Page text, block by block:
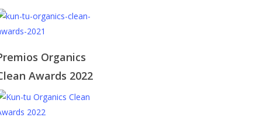
Organics
Awards 2022